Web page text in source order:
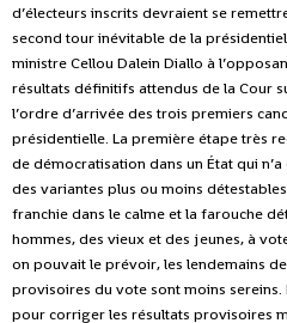
d’électeurs inscrits devraient se
second tour inévitable de la
ministre Cellou Dalein Diallo à
résultats définitifs attendus de la Cour
l’ordre d’arrivée des trois premiers
présidentielle. La première étape très
de démocratisation dans un État qui
des variantes plus ou moins
franchie dans le calme et la farouche
hommes, des vieux et des jeunes, à
on pouvait le prévoir, les lendemains
provisoires du vote sont moins
pour corriger les résultats provisoires